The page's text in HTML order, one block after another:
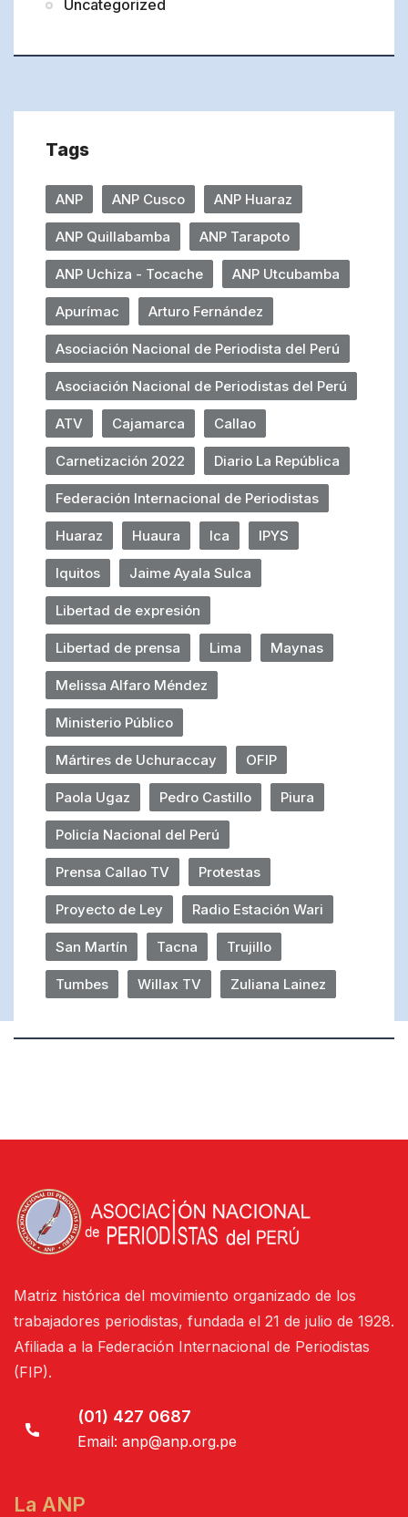
Uncategorized
Tags
ANP ANP Cusco ANP Huaraz
ANP Quillabamba ANP Tarapoto
ANP Uchiza - Tocache ANP Utcubamba
Apurímac Arturo Fernández
Asociación Nacional de Periodista del Perú
Asociación Nacional de Periodistas del Perú
ATV Cajamarca Callao
Carnetización 2022 Diario La República
Federación Internacional de Periodistas
Huaraz Huaura Ica IPYS
Iquitos Jaime Ayala Sulca
Libertad de expresión
Libertad de prensa Lima Maynas
Melissa Alfaro Méndez
Ministerio Público
Mártires de Uchuraccay OFIP
Paola Ugaz Pedro Castillo Piura
Policía Nacional del Perú
Prensa Callao TV Protestas
Proyecto de Ley Radio Estación Wari
San Martín Tacna Trujillo
Tumbes Willax TV Zuliana Lainez
Matriz histórica del movimiento organizado de los
trabajadores periodistas, fundada el 21 de julio de 1928.
Afiliada a la Federación Internacional de Periodistas
(FIP).
(01) 427 0687
Email: anp@anp.org.pe
La ANP